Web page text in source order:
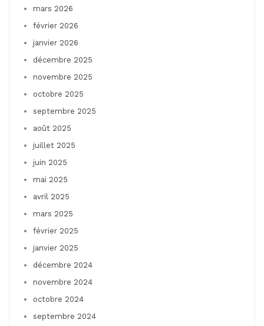
mars 2026
février 2026
janvier 2026
décembre 2025
novembre 2025
octobre 2025
septembre 2025
août 2025
juillet 2025
juin 2025
mai 2025
avril 2025
mars 2025
février 2025
janvier 2025
décembre 2024
novembre 2024
octobre 2024
septembre 2024